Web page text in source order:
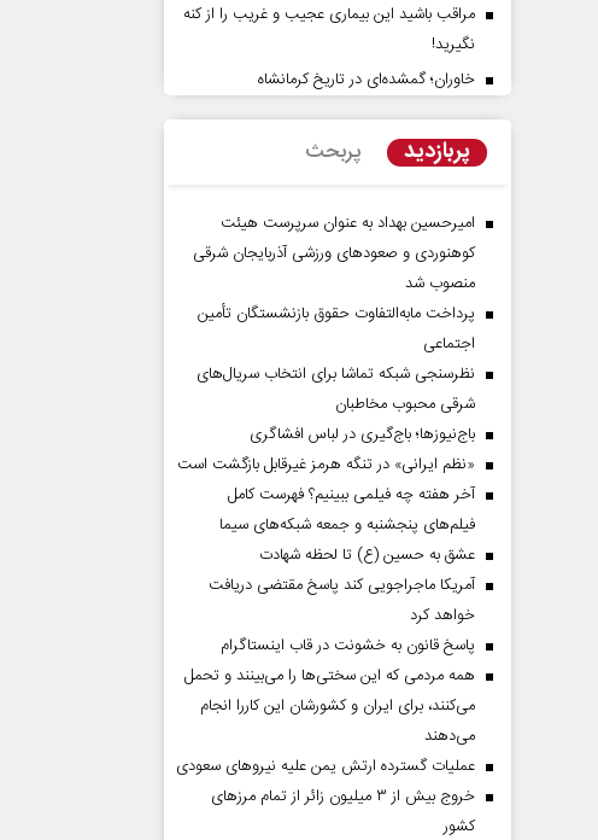
مراقب باشید این بیماری عجیب و غریب را از کنه
نگیرید!
خاوران؛ گمشده‌ای در تاریخ کرمانشاه
پربازدید پربحث
امیرحسین بهداد به عنوان سرپرست هیئت
کوهنوردی و صعودهای ورزشی آذربایجان شرقی
منصوب شد
پرداخت مابه‌التفاوت حقوق بازنشستگان تأمین
اجتماعی
نظرسنجی شبکه تماشا برای انتخاب سریال‌های
شرقی محبوب مخاطبان
باج‌نیوزها؛ باج‌گیری در لباس افشاگری
«نظم ایرانی» در تنگه هرمز غیرقابل بازگشت است
آخر هفته چه فیلمی ببینیم؟ فهرست کامل
فیلم‌های پنجشنبه و جمعه شبکه‌های سیما
عشق به حسین (ع) تا لحظه شهادت
آمریکا ماجراجویی کند پاسخ مقتضی دریافت
خواهد کرد
پاسخ قانون به خشونت در قاب اینستاگرام
همه مردمی که این سختی‌ها را می‌بینند و تحمل
می‌کنند، برای ایران و کشورشان این کاررا انجام
می‌دهند
عملیات گسترده ارتش یمن علیه نیروهای سعودی
خروج بیش از ۳ میلیون زائر از تمام مرز‌های
کشور
ده ویژگی و چهار
- پژوهشگر
نقش جنگ آمریکا و ایران بر تغییر
داوود منظور - رئیس سابق سازمان برنامه و
بودجه کشور
صفحات نخست‌روزنامه ها‌ی پنجشنبه‌۸ مردادماه